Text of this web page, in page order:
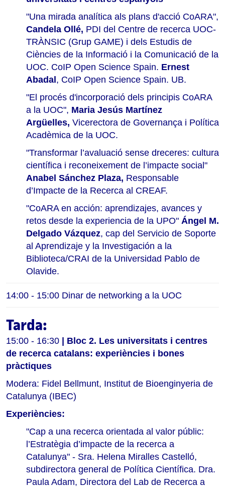
"Una mirada analítica als plans d'acció CoARA",
Candela Ollé, PDI del Centre de recerca UOC-
TRÀNSIC (Grup GAME) i dels Estudis de
Ciències de la Informació i la Comunicació de la
UOC. CoIP Open Science Spain. Ernest
Abadal , CoIP Open Science Spain. UB.
"El procés d'incorporació dels principis CoARA
a la UOC", Maria Jesús Martínez
Argüelles, Vicerectora de Governança i Política
Acadèmica de la UOC.
"Transformar l’avaluació sense dreceres: cultura
científica i reconeixement de l’impacte social"
Anabel Sánchez Plaza, Responsable
d’Impacte de la Recerca al CREAF.
"CoARA en acción: aprendizajes, avances y
retos desde la experiencia de la UPO" Ángel M.
Delgado Vázquez, cap del Servicio de Soporte
al Aprendizaje y la Investigación a la
Biblioteca/CRAI de la Universidad Pablo de
Olavide.
14:00 - 15:00 Dinar de networking a la UOC
Tarda:
15:00 - 16:30 | Bloc 2. Les universitats i centres
de recerca catalans: experiències i bones
pràctiques
Modera: Fidel Bellmunt, Institut de Bioenginyeria de
Catalunya (IBEC)
Experiències:
"Cap a una recerca orientada al valor públic:
l’Estratègia d’impacte de la recerca a
Catalunya" - Sra. Helena Miralles Castelló,
subdirectora general de Política Científica. Dra.
Paula Adam, Directora del Lab de Recerca a